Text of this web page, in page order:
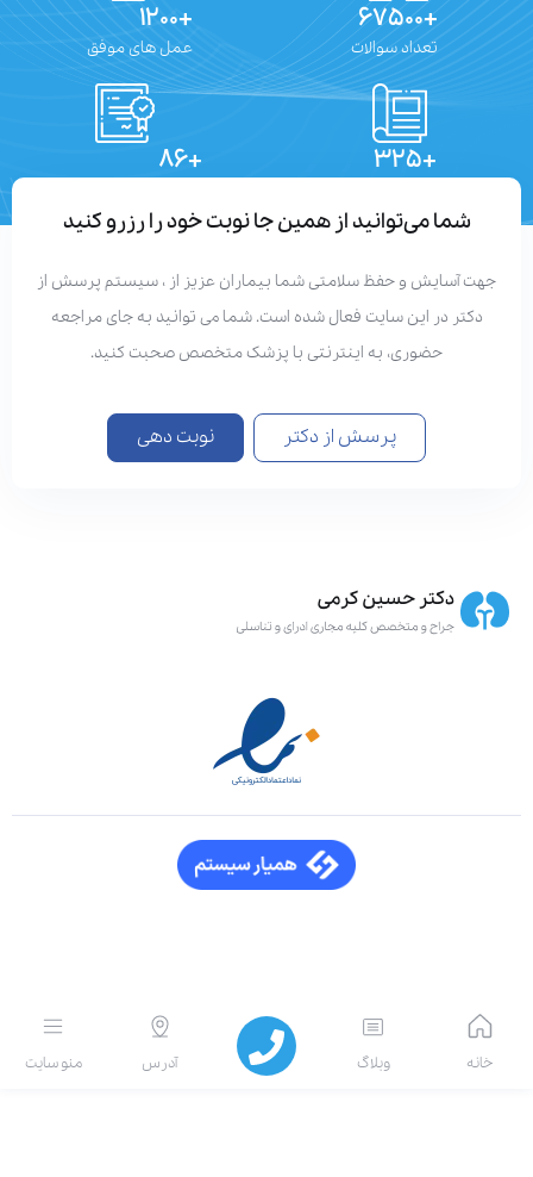
+۶۷۵۰۰
تعداد سوالات
+۱۲۰۰
عمل های موفق
+۳۲۵ +۸۶
شما می‌توانید از همین جا نوبت خود را رزرو کنید
جهت آسایش و حفظ سلامتی شما بیماران عزیز از ، سیستم پرسش از
دکتر در این سایت فعال شده است. شما می توانید به جای مراجعه
حضوری، به اینترنتی با پزشک متخصص صحبت کنید.
پرسش از دکتر نوبت دهی
خانه وبلاگ آدرس منو سایت